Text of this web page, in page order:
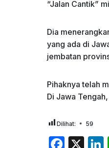
“Jalan Cantik”
Dia
yang ada di
jembatan
Pihaknya telah
Di Jawa
Dilihat: 59
F
X